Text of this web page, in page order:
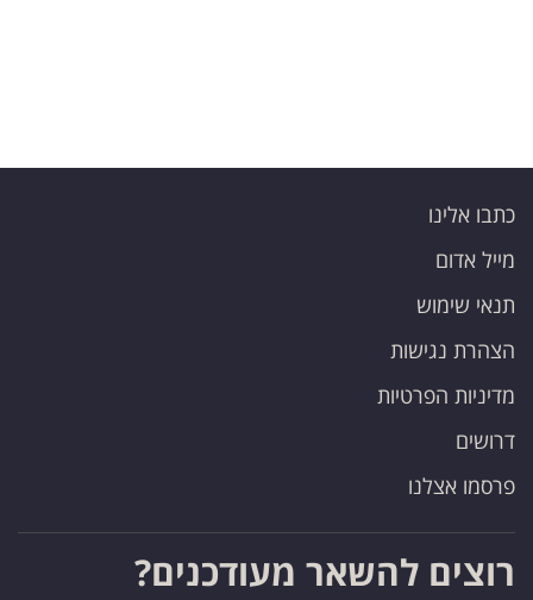
כתבו אלינו
מייל אדום
תנאי שימוש
הצהרת נגישות
מדיניות הפרטיות
דרושים
פרסמו אצלנו
רוצים להשאר מעודכנים?